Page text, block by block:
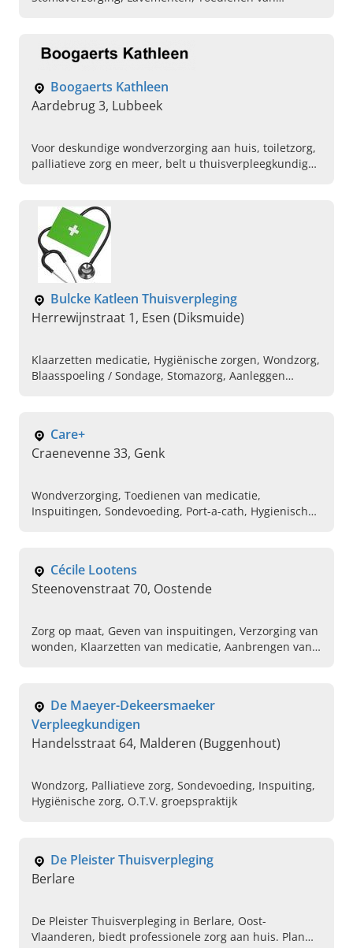
Boogaerts Kathleen
Aardebrug 3, Lubbeek
Voor deskundige wondverzorging aan huis, toiletzorg,
palliatieve zorg en meer, belt u thuisverpleegkundige:
Bulcke Katleen Thuisverpleging
Herrewijnstraat 1, Esen (Diksmuide)
Klaarzetten medicatie, Hygiënische zorgen, Wondzorg,
Blaasspoeling / Sondage, Stomazorg, Aanleggen
Care+
Craenevenne 33, Genk
Wondverzorging, Toedienen van medicatie,
Inspuitingen, Sondevoeding, Port-a-cath, Hygienische
Cécile Lootens
Steenovenstraat 70, Oostende
Zorg op maat, Geven van inspuitingen, Verzorging van
wonden, Klaarzetten van medicatie, Aanbrengen van
De Maeyer-Dekeersmaeker
Verpleegkundigen
Handelsstraat 64, Malderen (Buggenhout)
Wondzorg, Palliatieve zorg, Sondevoeding, Inspuiting,
Hygiënische zorg, O.T.V. groepspraktijk
De Pleister Thuisverpleging
Berlare
De Pleister Thuisverpleging in Berlare, Oost-
Vlaanderen, biedt professionele zorg aan huis. Plan